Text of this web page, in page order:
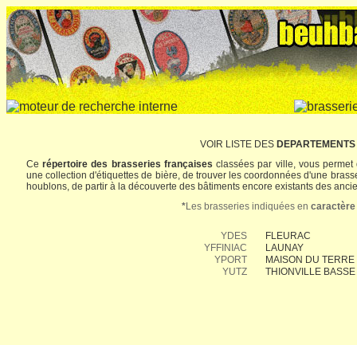
VOIR LISTE DES
Cerépertoire des brasseries françaises classées par ville, vous
une collection d'étiquettes de bière, de trouver les coordonnées d'une
houblons, de partir à la découverte des bâtiments encore existants des
*Les brasseries indiquées en caractère
YDES
FLEURAC
YFFINIAC
LAUNAY
YPORT
MAISON DU TERRE
YUTZ
THIONVILLE BASSE